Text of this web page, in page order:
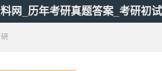
网_历年考研真题答案_考研初
研